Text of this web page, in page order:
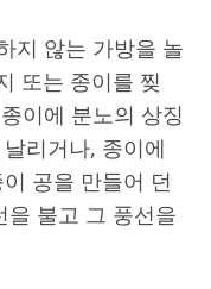
지 않는 가방을 놀
또는 종이를 찢
이에 분노의 상징
리거나, 종이에
공을 만들어 던
을 불고 그 풍선을